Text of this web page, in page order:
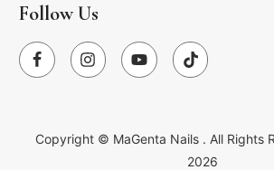
Follow Us
Copyright © MaGenta Nails . All Rights
2026